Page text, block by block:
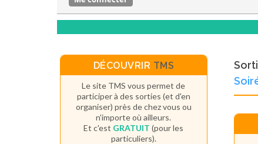
DÉCOUVRIR TMS
Le site TMS vous permet de
participer à des sorties (et d'en
organiser) près de chez vous ou
n'importe où ailleurs.
Et c'est GRATUIT (pour les
particuliers).